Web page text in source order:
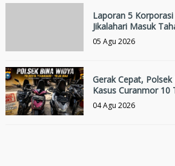
Laporan 5
Jikalahari Masuk
05 Agu 2026
Gerak Cepat,
Kasus Curanmor 10
04 Agu 2026